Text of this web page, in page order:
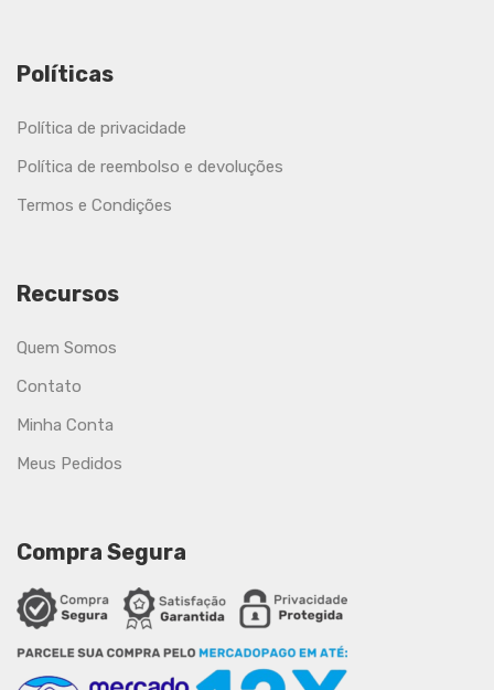
Políticas
Política de privacidade
Política de reembolso e devoluções
Termos e Condições
Recursos
Quem Somos
Contato
Minha Conta
Meus Pedidos
Compra Segura